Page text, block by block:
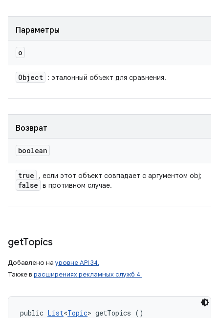
Параметры
o
Object : эталонный объект для сравнения.
Возврат
boolean
true , если этот объект совпадает с аргументом obj;
false в противном случае.
getTopics
Добавлено науровне API 34.
Также в расширениях рекламных служб 4.
public List<Topic> getTopics ()